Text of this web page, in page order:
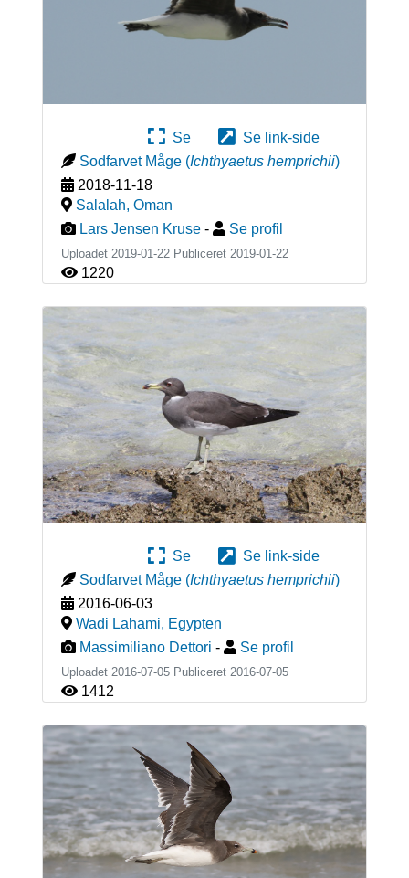
Se
Se link-side
Sodfarvet Måge (Ichthyaetus hemprichii)
2018-11-18
Salalah, Oman
Lars Jensen Kruse - Se profil
Uploadet 2019-01-22 Publiceret 2019-01-22
1220
Se
Se link-side
Sodfarvet Måge (Ichthyaetus hemprichii)
2016-06-03
Wadi Lahami, Egypten
Massimiliano Dettori - Se profil
Uploadet 2016-07-05 Publiceret 2016-07-05
1412